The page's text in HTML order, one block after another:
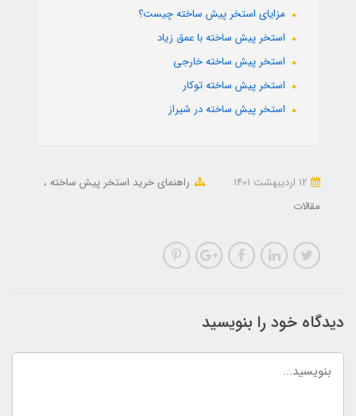
مزایای استخر پیش ساخته چیست؟
استخر پیش ساخته با عمق زیاد
استخر پیش ساخته خارجی
استخر پیش ساخته توکار
استخر پیش ساخته در شیراز
راهنمای خرید استخر پیش ساخته
مقالات
دیدگاه خود را بنویسید